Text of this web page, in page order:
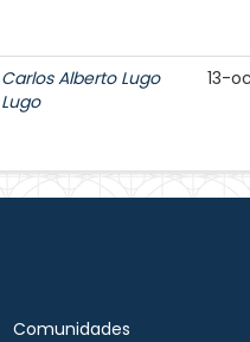
Carlos Alberto Lugo
Lugo
13-
Comunidades